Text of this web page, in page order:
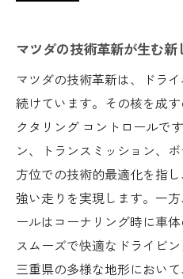
マツダの技術革新が生む新
マツダの技術革新は、ドラ
続けています。その核を成
クタリング コントロールで
ン、トランスミッション、
方位での技術的最適化を指
強い走りを実現します。一
ールはコーナリング時に車
スムーズで快適なドライビ
三重県の多様な地形におい